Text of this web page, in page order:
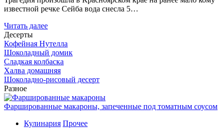
известной речке Сейба вода снесла 5…
Читать далее
Десерты
Кофейная Нутелла
Шоколадный домик
Сладкая колбаска
Халва домашняя
Шоколадно-рисовый десерт
Разное
Фаршированные макароны, запеченные под томатным соусом
Кулинария Прочее